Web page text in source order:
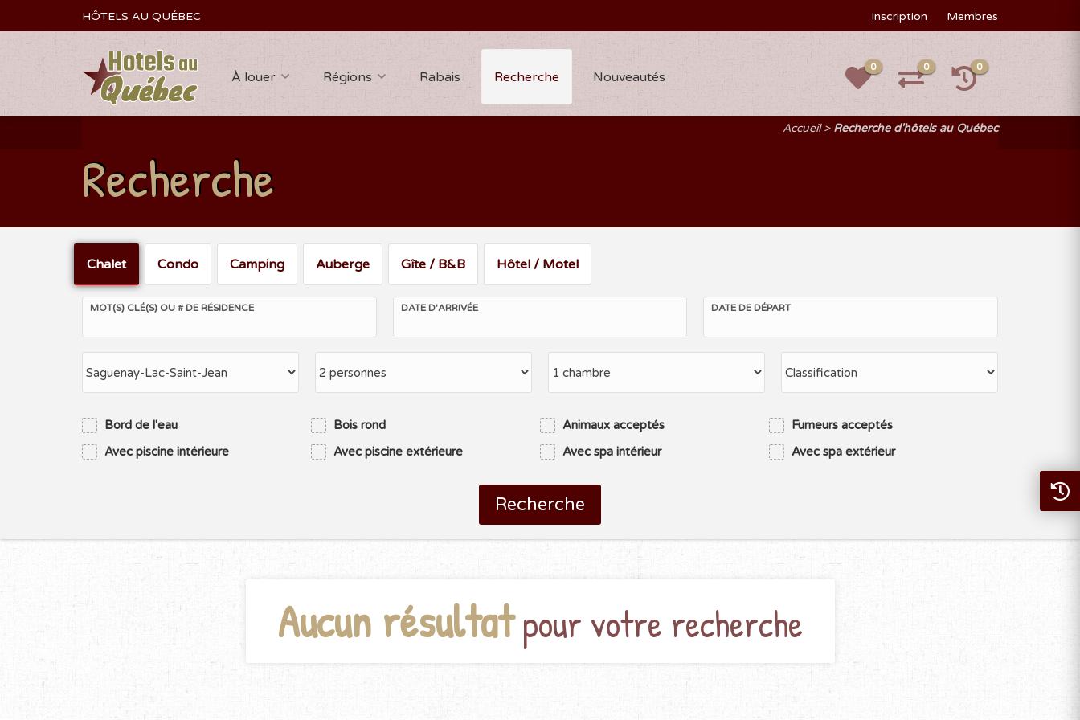
HÔTELS AU QUÉBEC Inscription Membres
À louer Régions Rabais Recherche Nouveautés
0 0 0
Accueil Recherche d'hôtels au Québec
Recherche
Chalet Condo Camping Auberge Gîte / B&B Hôtel / Motel
MOT(S) CLÉ(S) OU # DE RÉSIDENCE DATE D'ARRIVÉE DATE DE DÉPART
Bord de l'eau Bois rond Animaux acceptés
Fumeurs acceptés
Avec piscine intérieure
Avec piscine extérieure Avec spa intérieur Avec spa extérieur
Recherche
Aucun résultatpour votre recherche